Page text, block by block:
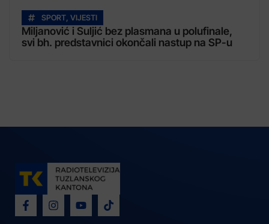
SPORT VIJESTI
Miljanović i Suljić bez plasmana u polufinale,
svi bh. predstavnici okončali nastup na SP-u